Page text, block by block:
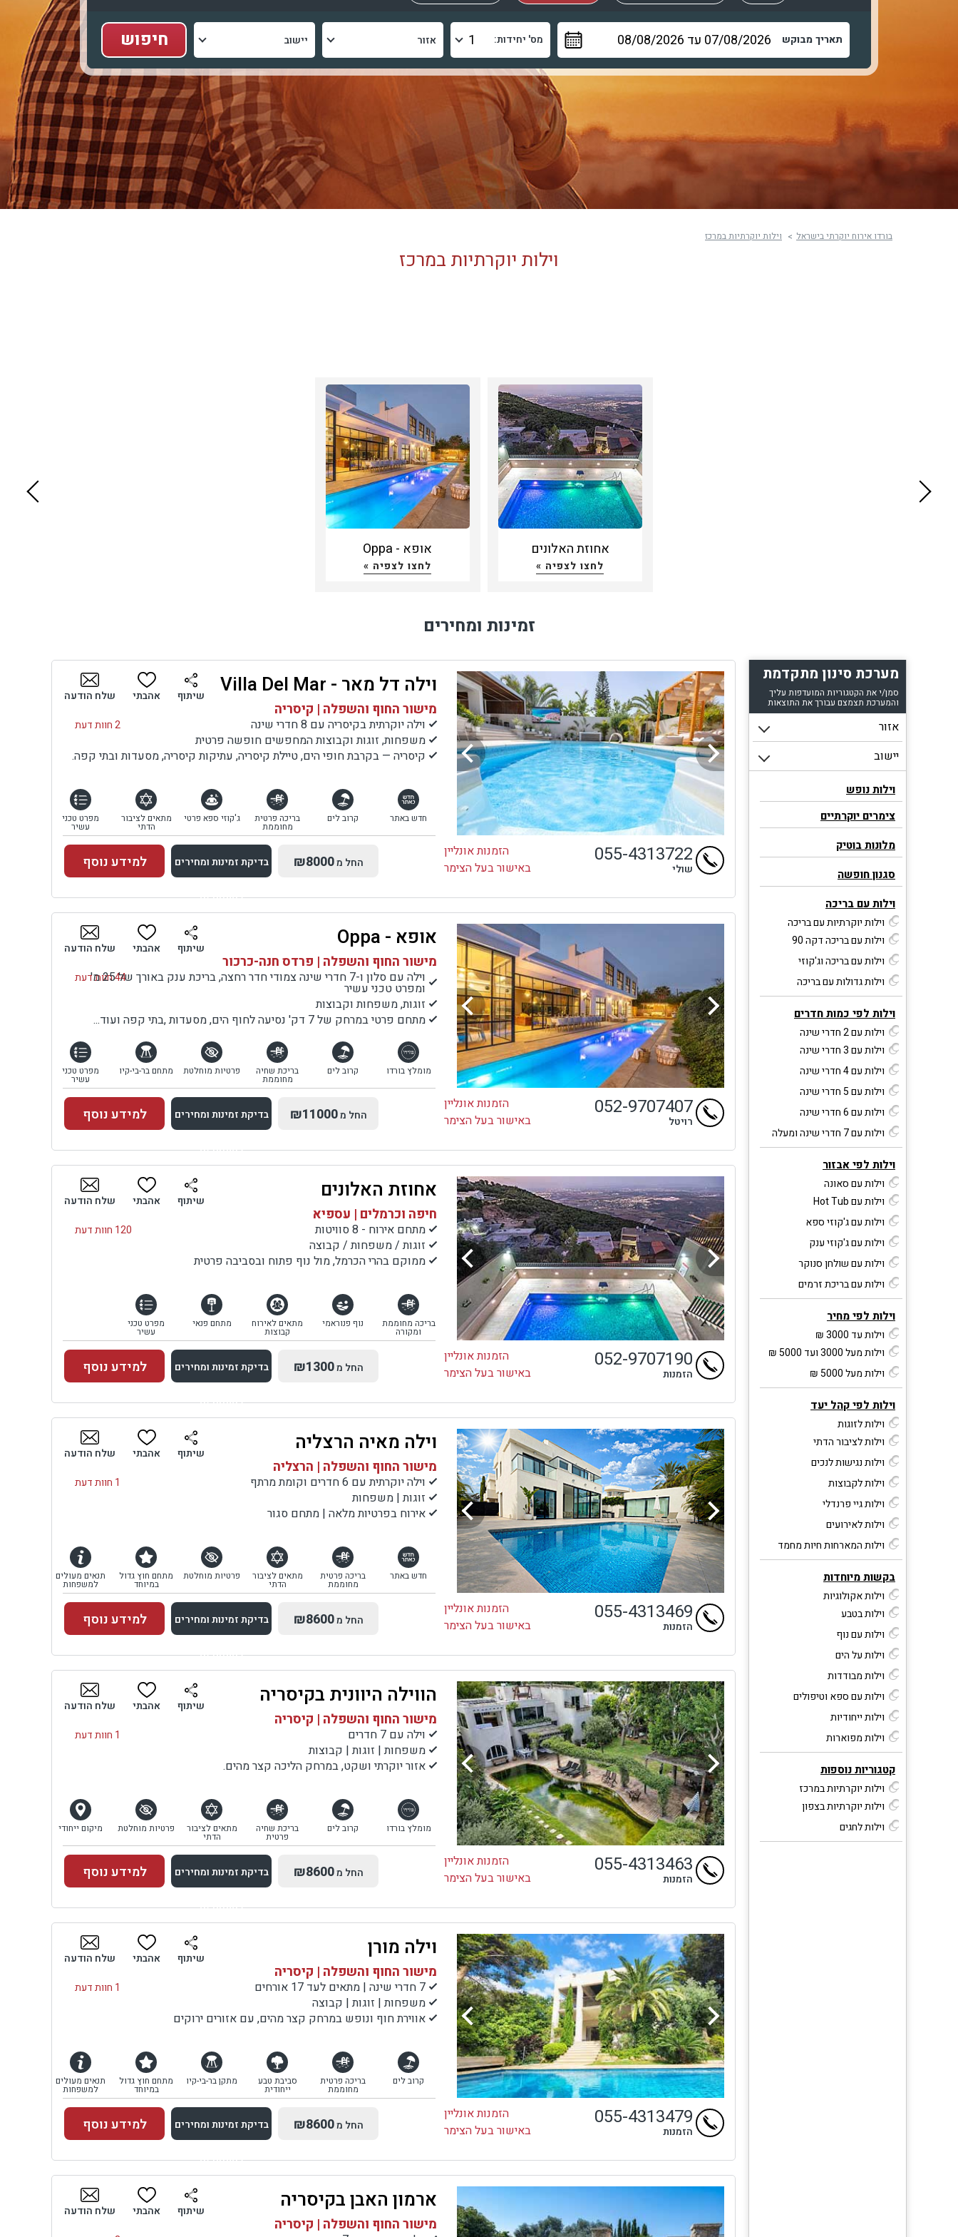
תאריך מבוקש מס' יחידות:
בורדו אירוח יוקרתי בישראל וילות יוקרתיות במרכז
וילות יוקרתיות במרכז
אחוזת האלונים
לחצו לצפיה »
אופא - Oppa
לחצו לצפיה »
זמינות ומחירים
מערכת סינון מתקדמת
סמן/י את הקטגוריות המועדפות עליך
והמערכת תצמצם עבורך את התוצאות
וילות נופש
צימרים יוקרתיים
מלונות בוטיק
סגנון חופשה
וילות עם בריכה
וילות יוקרתיות עם בריכה
וילות עם בריכה דקה 90
וילות עם בריכה וג'קוזי
וילות גדולות עם בריכה
וילות לפי כמות חדרים
וילות עם 2 חדרי שינה
וילות עם 3 חדרי שינה
וילות עם 4 חדרי שינה
וילות עם 5 חדרי שינה
וילות עם 6 חדרי שינה
וילות עם 7 חדרי שינה ומעלה
וילות לפי אבזור
וילות עם סאונה
וילות עם Hot Tub
וילות עם ג'קוזי ספא
וילות עם ג'קוזי ענק
וילות עם שולחן סנוקר
וילות עם בריכת זרמים
וילות לפי מחיר
וילות עד 3000 ₪
וילות מעל 3000 ועד 5000 ₪
וילות מעל 5000 ₪
וילות לפי קהל יעד
וילות לזוגות
וילות לציבור הדתי
וילות נגישות לנכים
וילות לקבוצות
וילות גיי פרנדלי
וילות לאירועים
וילות המארחות חיות מחמד
בקשות מיוחדות
וילות אקולוגיות
וילות בטבע
וילות עם נוף
וילות על הים
וילות מבודדות
וילות עם ספא וטיפולים
וילות ייחודיות
וילות מפוארות
קטגוריות נוספות
וילות יוקרתיות במרכז
וילות יוקרתיות בצפון
וילות לחגים
וילה דל מאר - Villa Del Mar
מישור החוף והשפלה | קיסריה
2 חוות דעת
וילה יוקרתית בקיסריה עם 8 חדרי שינה
משפחות, זוגות וקבוצות המחפשים חופשה פרטית
קיסריה — בקרבת חופי הים, טיילת קיסריה, עתיקות קיסריה, מסעדות ובתי קפה.
שיתוף אהבתי שלח הודעה
חדש באתר קרוב לים בריכה פרטית
מחוממת
ג'קוזי ספא פרטי מתאים לציבור
הדתי
מפרט טכני
עשיר
הזמנות אונליין
באישור בעל הצימר
055-4313722
שולי החל מ₪8000 בדיקת זמינות ומחירים
למתחם זה
בדיקת זמינות ומחירים
למידע נוסף
אופא - Oppa
מישור החוף והשפלה | פרדס חנה-כרכור
44 חוות דעת וילה עם סלון ו-7 חדרי שינה צמודי חדר רחצה, בריכת ענק באורך של 25 מ'
ומפרט טכני עשיר
זוגות, משפחות וקבוצות
מתחם פרטי במרחק של 7 דק' נסיעה לחוף הים, מסעדות ,בתי קפה ועוד...
שיתוף אהבתי שלח הודעה
מומלץ בורדו קרוב לים בריכת שחיה
מחוממת
פרטיות מוחלטת מתחם בר-בי-קיו מפרט טכני
עשיר
הזמנות אונליין
באישור בעל הצימר
052-9707407
רויטל החל מ₪11000 בדיקת זמינות ומחירים
למתחם זה
בדיקת זמינות ומחירים
למידע נוסף
אחוזת האלונים
חיפה וכרמלים | עספיא
120 חוות דעת
מתחם אירוח - 8 סוויטות
זוגות / משפחות / קבוצה
ממוקם בהרי הכרמל, מול נוף פתוח ובסביבה פרטית
שיתוף אהבתי שלח הודעה
בריכה מחוממת
ומקורה
נוף פנוראמי מתאים לאירוח
קבוצות
מתחם פנאי מפרט טכני
עשיר
הזמנות אונליין
באישור בעל הצימר
052-9707190
הזמנות החל מ₪1300 בדיקת זמינות ומחירים
למתחם זה
בדיקת זמינות ומחירים
למידע נוסף
וילה מאיה הרצליה
מישור החוף והשפלה | הרצליה
1 חוות דעת
וילה יוקרתית עם 6 חדרים וקומת מרתף
זוגות | משפחות
אירוח בפרטיות מלאה | מתחם סגור
שיתוף אהבתי שלח הודעה
חדש באתר בריכה פרטית
מחוממת
מתאים לציבור
הדתי
פרטיות מוחלטת מתחם חוץ גדול
במיוחד
תנאים מעולים
למשפחות
הזמנות אונליין
באישור בעל הצימר
055-4313469
הזמנות החל מ₪8600 בדיקת זמינות ומחירים
למתחם זה
בדיקת זמינות ומחירים
למידע נוסף
הווילה היוונית בקיסריה
מישור החוף והשפלה | קיסריה
1 חוות דעת
וילה עם 7 חדרים
משפחות | זוגות | קבוצות
אזור יוקרתי ושקט, במרחק הליכה קצר מהים.
שיתוף אהבתי שלח הודעה
מומלץ בורדו קרוב לים בריכת שחיה
פרטית
מתאים לציבור
הדתי
פרטיות מוחלטת מיקום ייחודי
הזמנות אונליין
באישור בעל הצימר
055-4313463
הזמנות החל מ₪8600 בדיקת זמינות ומחירים
למתחם זה
בדיקת זמינות ומחירים
למידע נוסף
וילה מורן
מישור החוף והשפלה | קיסריה
1 חוות דעת
7 חדרי שינה | מתאים לעד 17 אורחים
משפחות | זוגות | קבוצה
אווירת חוף ונופש במרחק קצר מהים, עם אזורים ירוקים
שיתוף אהבתי שלח הודעה
קרוב לים בריכה פרטית
מחוממת
סביבת טבע
ייחודית
מתקן בר-בי-קיו מתחם חוץ גדול
במיוחד
תנאים מעולים
למשפחות
הזמנות אונליין
באישור בעל הצימר
055-4313479
הזמנות החל מ₪8600 בדיקת זמינות ומחירים
למתחם זה
בדיקת זמינות ומחירים
למידע נוסף
ארמון האבן בקיסריה
מישור החוף והשפלה | קיסריה
שיתוף אהבתי שלח הודעה